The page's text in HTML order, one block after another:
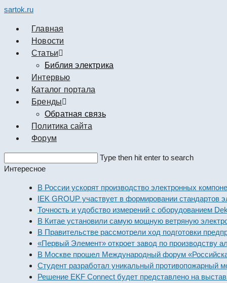
sartok.ru
Главная
Новости
Cтатьи
Библия электрика
Интервью
Каталог портала
Бренды
Обратная связь
Политика сайта
Форум
this
Type then hit enter to search
Интересное
В России ускорят производство электронных
IEK GROUP участвует в формировании
Точность и удобство измерений с
В Китае установили самую мощную ветряную
В Правительстве рассмотрели ход
«Первый Элемент» откроет завод по
В Москве прошел Международный форум
Студент разработал уникальный
Решение EKF Connect будет представлено на